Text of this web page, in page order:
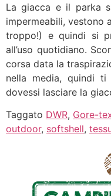
La giacca e il parka
impermeabili, vestono
troppo!) e quindi si
all’uso quotidiano.
corsa data la
nella media, quindi
dovessi lasciare la
Taggato DWR, Gore-
outdoor, softshell,